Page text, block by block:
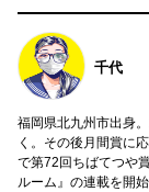
千代
福岡県北九州市出身
く。その後月間賞に
で第72回ちばてつや
ルーム』の連載を開